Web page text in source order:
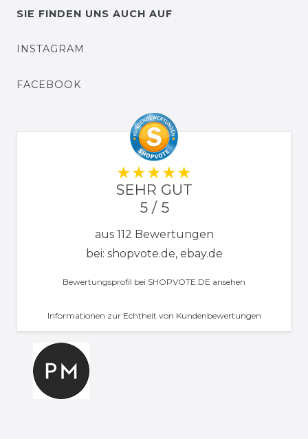
SIE FINDEN UNS AUCH AUF
INSTAGRAM
FACEBOOK
SEHR GUT
5 / 5
aus 112 Bewertungen
bei: shopvote.de, ebay.de
Bewertungsprofil bei SHOPVOTE.DE ansehen
Informationen zur Echtheit von Kundenbewertungen